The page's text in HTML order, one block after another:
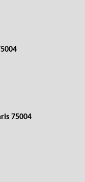
75004